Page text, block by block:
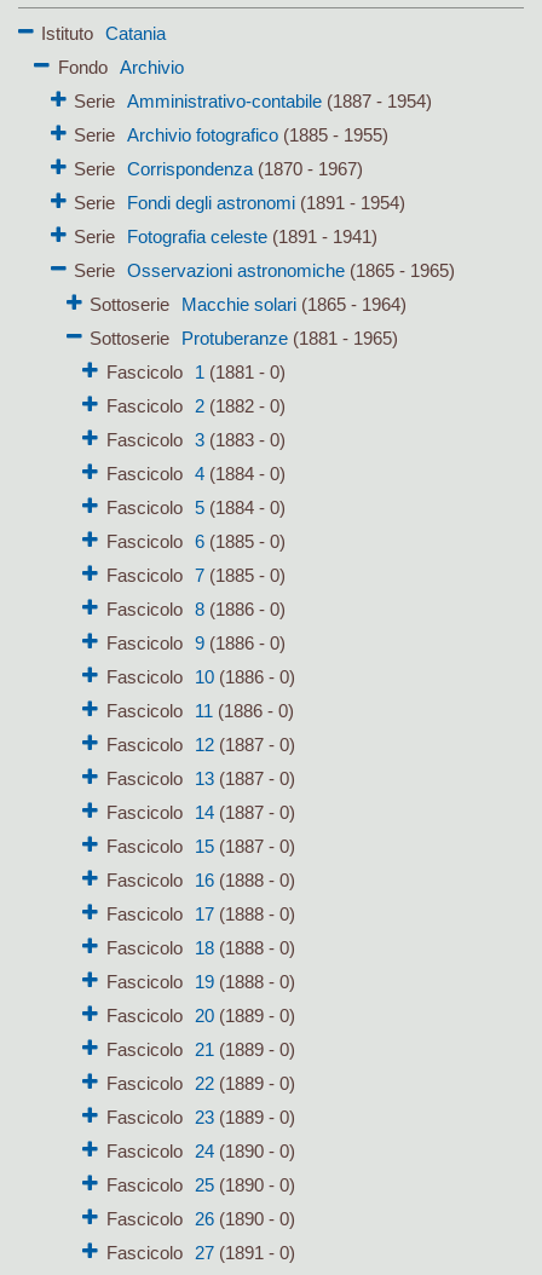
Istituto
Catania
Fondo
Archivio
Serie Amministrativo-contabile(1887 - 1954)
Serie Archivio fotografico(1885 - 1955)
Serie Corrispondenza(1870 - 1967)
Serie
Fondi degli astronomi(1891 - 1954)
Serie
Fotografia celeste(1891 - 1941)
Serie Osservazioni astronomiche(1865 - 1965)
Sottoserie
Macchie solari (1865 - 1964)
Sottoserie
Protuberanze (1881 - 1965)
Fascicolo
1 (1881 - 0)
Fascicolo
2(1882 - 0)
Fascicolo
3(1883 - 0)
Fascicolo
4(1884 - 0)
Fascicolo
5(1884 - 0)
Fascicolo
6(1885 - 0)
Fascicolo
7(1885 - 0)
Fascicolo
8(1886 - 0)
Fascicolo
9(1886 - 0)
Fascicolo
10(1886 - 0)
Fascicolo
11 (1886 - 0)
Fascicolo
12(1887 - 0)
Fascicolo
13(1887 - 0)
Fascicolo
14(1887 - 0)
Fascicolo
15(1887 - 0)
Fascicolo
16(1888 - 0)
Fascicolo
17(1888 - 0)
Fascicolo
18(1888 - 0)
Fascicolo
19(1888 - 0)
Fascicolo
20(1889 - 0)
Fascicolo
21 (1889 - 0)
Fascicolo
22(1889 - 0)
Fascicolo
23(1889 - 0)
Fascicolo
24(1890 - 0)
Fascicolo
25(1890 - 0)
Fascicolo
26(1890 - 0)
Fascicolo
27(1891 - 0)